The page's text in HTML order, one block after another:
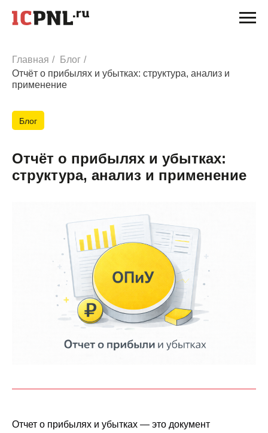
Главная / Блог /
Отчёт о прибылях и убытках: структура, анализ и
применение
Блог
Отчёт о прибылях и убытках:
структура, анализ и применение
Отчет о прибылях и убытках — это документ